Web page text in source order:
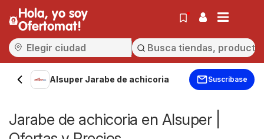
Hola, yo soy
Ofertomat!
Alsuper Jarabe de achicoria Suscríbase
Jarabe de achicoria en Alsuper |